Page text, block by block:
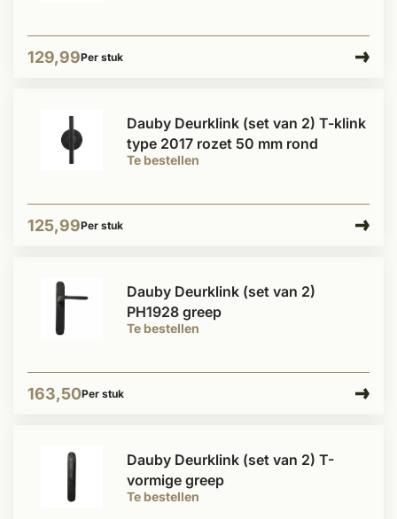
129,99Per stuk
Te bestellen
Dauby Deurklink (set van 2) T-klink
type 2017 rozet 50 mm rond
125,99Per stuk
Te bestellen
Dauby Deurklink (set van 2)
PH1928 greep
163,50Per stuk
Te bestellen
Dauby Deurklink (set van 2) T-
vormige greep